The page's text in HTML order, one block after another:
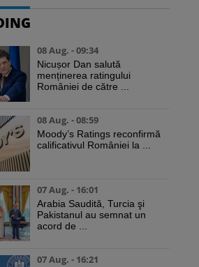
08 Aug. - 09:34
Nicușor Dan salută
menținerea ratingului
României de către ...
08 Aug. - 08:59
Moody’s Ratings reconfirmă
calificativul României la ...
07 Aug. - 16:01
Arabia Saudită, Turcia şi
Pakistanul au semnat un
acord de ...
07 Aug. - 16:21